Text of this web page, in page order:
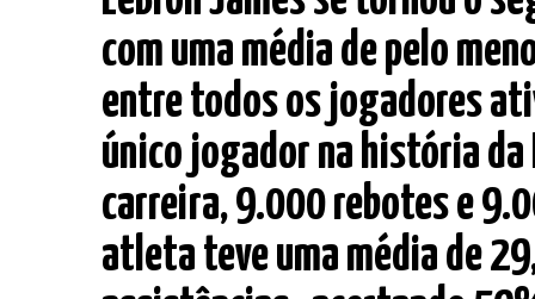
com uma média de pelo
entre todos os jogadores
único jogador na história da
carreira, 9.000 rebotes e
atleta teve uma média de